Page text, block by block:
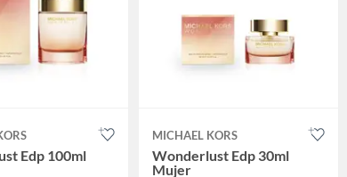
Edp 100ml
MICHAEL KORS
Wonderlust Edp 30ml
Mujer